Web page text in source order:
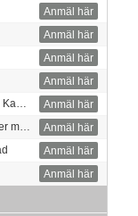
Anmäl här
Anmäl här
Anmäl här
Anmäl här
Anmäl här
Anmäl här
Seniorgolf 27 aug match Damer mot Herrar
Anmäl här
Anmäl här